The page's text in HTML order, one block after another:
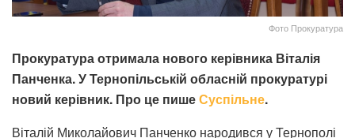
Фото Прокуратура
Прокуратура отримала нового керівника Віталія
Панченка. У Тернопільській обласній прокуратурі
новий керівник. Про це пишеСуспільне.
Віталій Миколайович Панченко народився у Тернополі